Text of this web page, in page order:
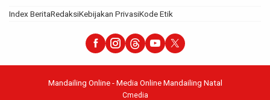
Index BeritaRedaksiKebijakan PrivasiKode Etik
Mandailing Online - Media Online Mandailing Natal
Cmedia